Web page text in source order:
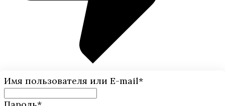
Имя пользователя или E-mail*